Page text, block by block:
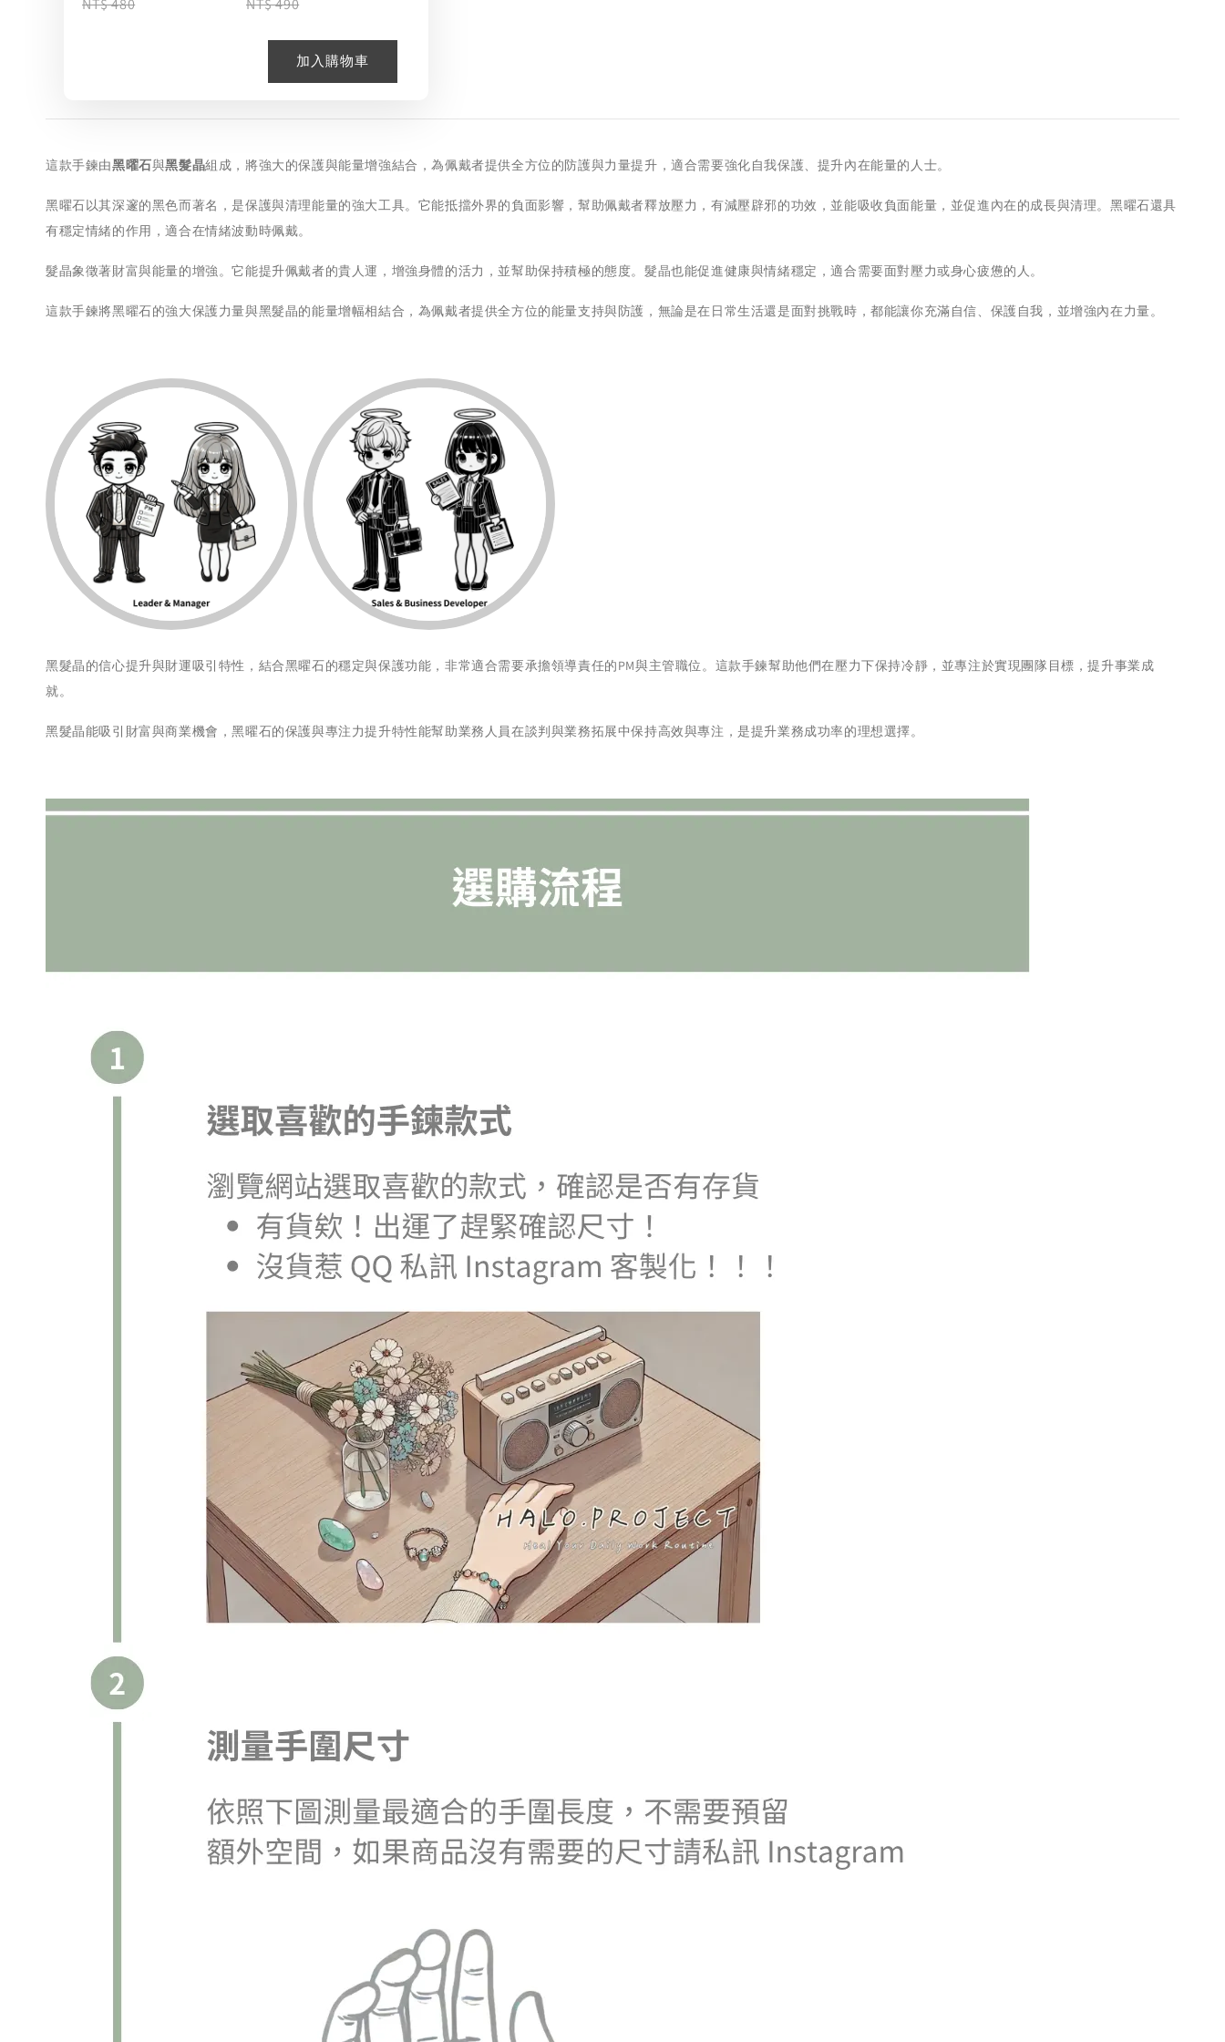
NT$ 480 NT$ 490
加入購物車
這款手鍊由黑曜石與黑髮晶組成，將強大的保護與能量增強結合，為佩戴者提供全方位的防護與力量提升，適合需要強化自我保護、提升內在能量的人士。
黑曜石以其深邃的黑色而著名，是保護與清理能量的強大工具。它能抵擋外界的負面影響，幫助佩戴者釋放壓力，有減壓辟邪的功效，並能吸收負面能量，並促進內在的成長與清理。黑曜石還具
有穩定情緒的作用，適合在情緒波動時佩戴。
髮晶象徵著財富與能量的增強。它能提升佩戴者的貴人運，增強身體的活力，並幫助保持積極的態度。髮晶也能促進健康與情緒穩定，適合需要面對壓力或身心疲憊的人。
這款手鍊將黑曜石的強大保護力量與黑髮晶的能量增幅相結合，為佩戴者提供全方位的能量支持與防護，無論是在日常生活還是面對挑戰時，都能讓你充滿自信、保護自我，並增強內在力量。
黑髮晶的信心提升與財運吸引特性，結合黑曜石的穩定與保護功能，非常適合需要承擔領導責任的PM與主管職位。這款手鍊幫助他們在壓力下保持冷靜，並專注於實現團隊目標，提升事業成
就。
黑髮晶能吸引財富與商業機會，黑曜石的保護與專注力提升特性能幫助業務人員在談判與業務拓展中保持高效與專注，是提升業務成功率的理想選擇。